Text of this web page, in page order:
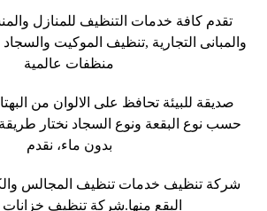
تقدم كافة خدمات التنظيف للمنازل
والمبانى التجارية ,تنظيف الموكيت
منظفات عالمية
صديقة للبيئة تحافظ على الالوان من
حسب نوع البقعة ونوع السجاد نختار طريقة
بدون ماء، نقدم
شركة تنظيف خدمات تنظيف المجالس
البقع منها.شركة تنظيف خزانات